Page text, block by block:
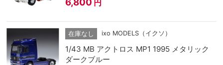
円
在庫なし ixo MODELS（イクソ）
1/43 MB アクトロス MP1 1995 メタリック
ダークブルー